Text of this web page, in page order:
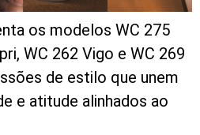
os modelos WC 275
WC 262 Vigo e WC 269
de estilo que unem
e atitude alinhados ao